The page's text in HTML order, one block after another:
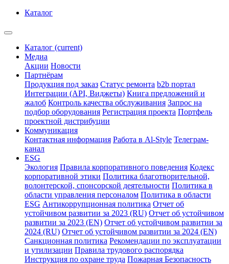
Каталог
Каталог (current)
Медиа
Акции Новости
Партнёрам
Продукция под заказ Статус ремонта b2b портал
Интеграции (API, Виджеты) Книга предложений и
жалоб Контроль качества обслуживания Запрос на
подбор оборудования Регистрация проекта Портфель
проектной дистрибуции
Коммуникация
Контактная информация Работа в Al-Style Телеграм-
канал
ESG
Экология Правила корпоративного поведения Кодекс
корпоративной этики Политика благотворительной,
волонтерской, спонсорской деятельности Политика в
области управления персоналом Политика в области
ESG Антикоррупционная политика Отчет об
устойчивом развитии за 2023 (RU) Отчет об устойчивом
развитии за 2023 (EN) Отчет об устойчивом развитии за
2024 (RU) Отчет об устойчивом развитии за 2024 (EN)
Санкционная политика Рекомендации по эксплуатации
и утилизации Правила трудового распорядка
Инструкция по охране труда Пожарная Безопасность